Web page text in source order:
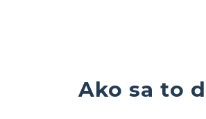
Ako sa to